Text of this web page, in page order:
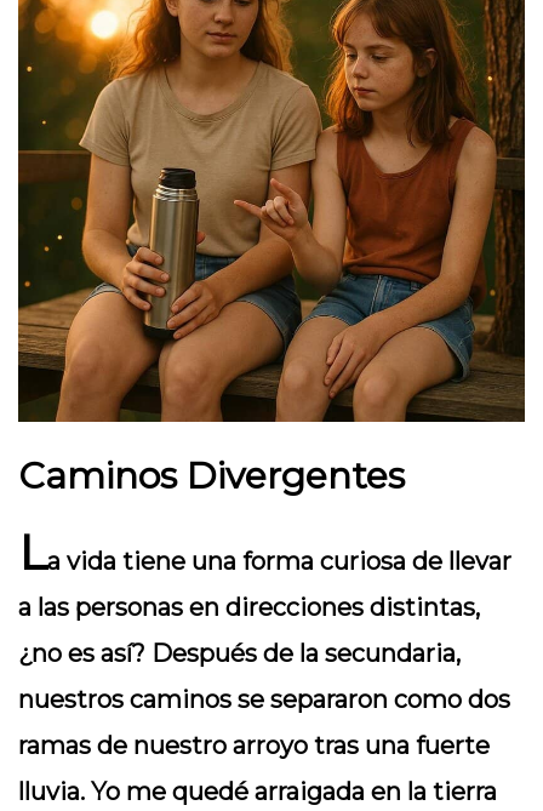
Caminos Divergentes
La vida tiene una forma curiosa de llevar
a las personas en direcciones distintas,
¿no es así? Después de la secundaria,
nuestros caminos se separaron como dos
ramas de nuestro arroyo tras una fuerte
lluvia. Yo me quedé arraigada en la tierra